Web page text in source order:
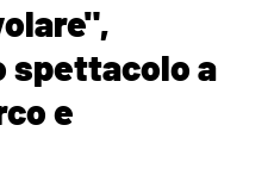
spettacolo a
e